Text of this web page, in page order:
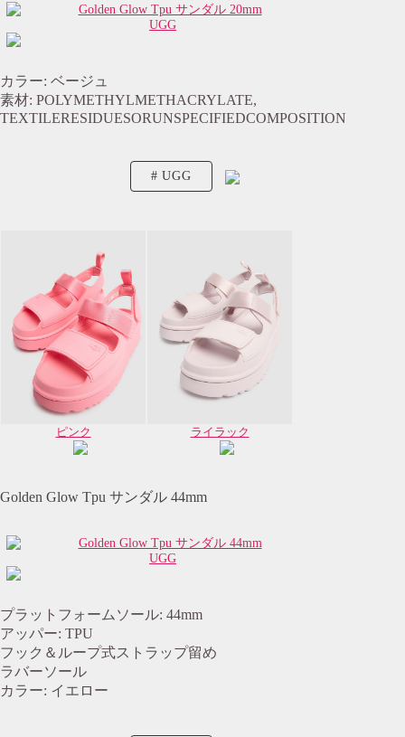
UGG
カラー: ベージュ
素材: POLYMETHYLMETHACRYLATE,
TEXTILERESIDUESORUNSPECIFIEDCOMPOSITION
UGG
ピンク ライラック
Golden Glow Tpu サンダル 44mm
UGG
プラットフォームソール: 44mm
アッパー: TPU
フック＆ループ式ストラップ留め
ラバーソール
カラー: イエロー